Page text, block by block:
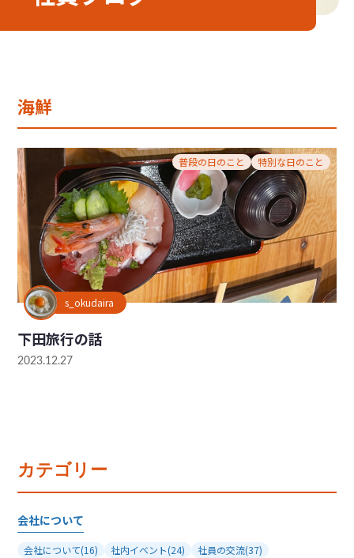
海鮮
普段の日のこと 特別な日のこと
s_okudaira
下田旅行の話
2023.12.27
カテゴリー
会社について
会社について(16) 社内イベント(24) 社員の交流(37)